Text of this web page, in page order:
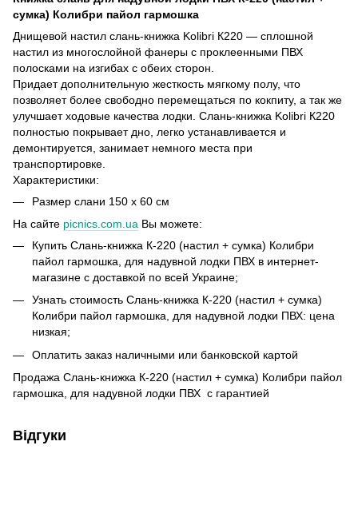
сумка) Колибри пайол гармошка
Днищевой настил слань-книжка Kolibri К220 ― сплошной
настил из многослойной фанеры с проклеенными ПВХ
полосками на изгибах с обеих сторон.
Придает дополнительную жесткость мягкому полу, что
позволяет более свободно перемещаться по кокпиту, а так же
улучшает ходовые качества лодки. Слань-книжка Kolibri К220
полностью покрывает дно, легко устанавливается и
демонтируется, занимает немного места при
транспортировке.
Характеристики:
Размер слани 150 х 60 см
На сайте picnics.com.ua Вы можете:
Купить Слань-книжка К-220 (настил + сумка) Колибри
пайол гармошка, для надувной лодки ПВХ в интернет-
магазине с доставкой по всей Украине;
Узнать стоимость Слань-книжка К-220 (настил + сумка)
Колибри пайол гармошка, для надувной лодки ПВХ: цена
низкая;
Оплатить заказ наличными или банковской картой
Продажа Слань-книжка К-220 (настил + сумка) Колибри пайол
гармошка, для надувной лодки ПВХ с гарантией
Відгуки